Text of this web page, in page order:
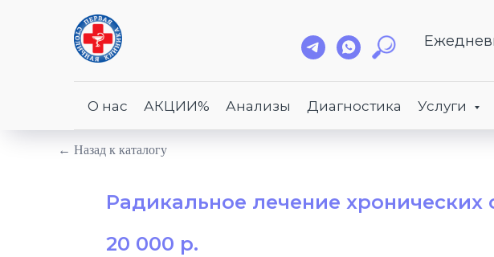
О нас АКЦИИ% Анализы Диагностика Услуги
← Назад к каталогу
Радикальное лечение
20 000 р.